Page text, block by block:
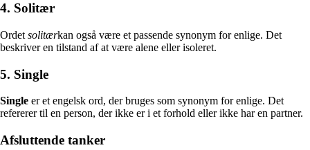
4. Solitær
Ordet solitærkan også være et passende synonym for enlige. Det
beskriver en tilstand af at være alene eller isoleret.
5. Single
Single er et engelsk ord, der bruges som synonym for enlige. Det
refererer til en person, der ikke er i et forhold eller ikke har en partner.
Afsluttende tanker